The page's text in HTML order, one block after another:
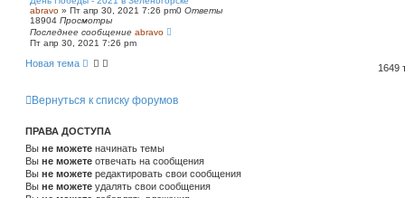
abravo » Пт апр 30, 2021 7:26 pm0 Ответы
18904 Просмотры
Последнее сообщение abravo
Пт апр 30, 2021 7:26 pm
Новая тема 1649
Вернуться к списку форумов
ПРАВА ДОСТУПА
Вы не можете начинать темы
Вы не можете отвечать на сообщения
Вы не можете редактировать свои сообщения
Вы не можете удалять свои сообщения